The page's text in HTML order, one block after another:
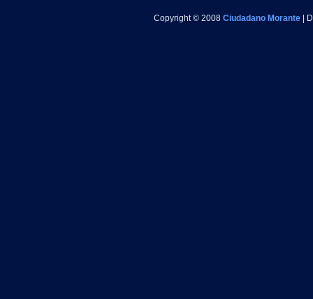
Copyright © 2008 Ciudadano Morante |